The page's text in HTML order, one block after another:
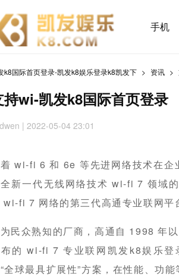
手机
k8国际首页登录-凯发k8娱乐登录k8凯发下 资讯
持wi-凯发k8国际首页登录
| 2022-05-04 23:01
wi-fi 6 和 6e 等先进网络技术在企
新一代无线网络技术 wi-fi 7 领域
wi-fi 7 网络的第三代高通专业联网平
民众熟知的厂商，高通自 1998 年
的 wi-fi 7 专业联网凯发k8娱乐
全球最具扩展性”方案，在性能、功